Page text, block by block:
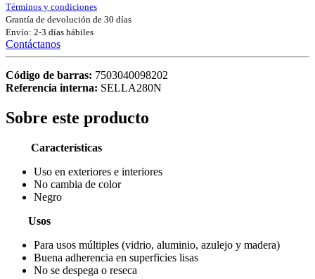
Términos y condiciones
Grantía de devolución de 30 días
Envío: 2-3 días hábiles
Contáctanos
Código de barras: 7503040098202
Referencia interna: SELLA280N
Sobre este producto
Características
Uso en exteriores e interiores
No cambia de color
Negro
Usos
Para usos múltiples (vidrio, aluminio, azulejo y madera)
Buena adherencia en superficies lisas
No se despega o reseca